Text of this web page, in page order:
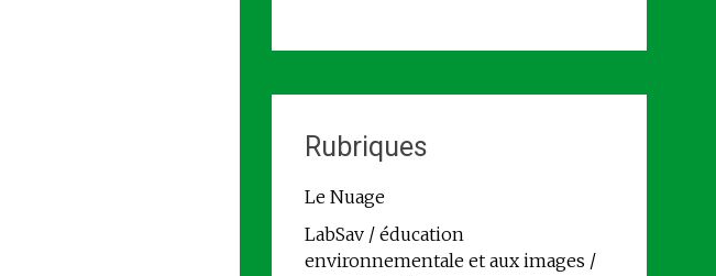
Rubriques
Le Nuage
LabSav / éducation
environnementale et aux images /